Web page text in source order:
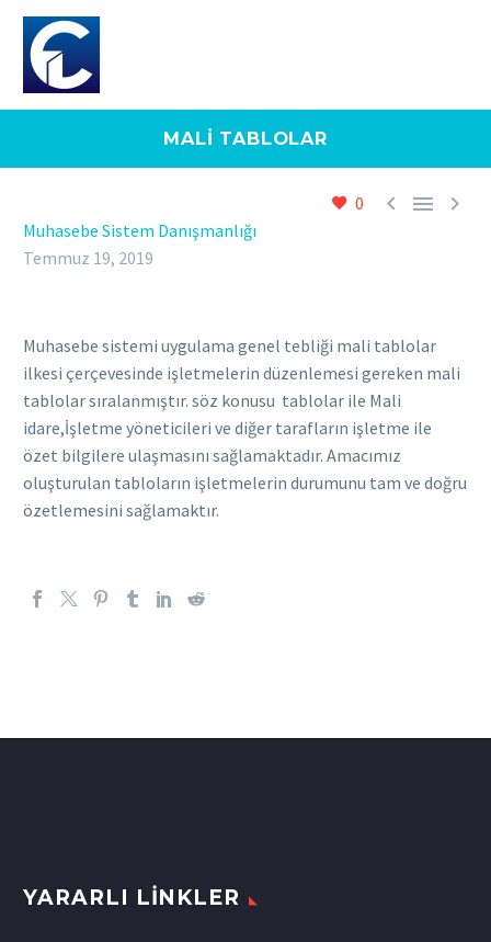
MALI TABLOLAR
0   
Muhasebe Sistem Danışmanlığı
Temmuz 19, 2019
Muhasebe sistemi uygulama genel tebliği mali tablolar
ilkesi çerçevesinde işletmelerin düzenlemesi gereken mali
tablolar sıralanmıştır. söz konusu tablolar ile Mali
idare,İşletme yöneticileri ve diğer tarafların işletme ile
özet bilgilere ulaşmasını sağlamaktadır. Amacımız
oluşturulan tabloların işletmelerin durumunu tam ve doğru
özetlemesini sağlamaktır.
YARARLI LINKLER